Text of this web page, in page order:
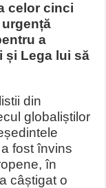
celor cinci
a
și Lega lui să
din
globaliștilor
fost învins
în
câștigat o